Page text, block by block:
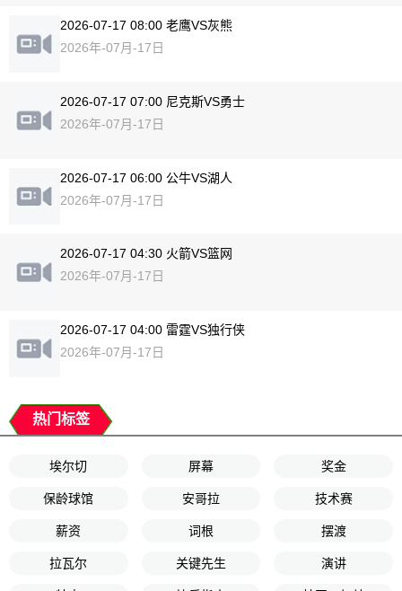
2026-07-17 08:00 老鹰VS灰熊
2026年-07月-17日
2026-07-17 07:00 尼克斯VS勇士
2026年-07月-17日
2026-07-17 06:00 公牛VS湖人
2026年-07月-17日
2026-07-17 04:30 火箭VS篮网
2026年-07月-17日
2026-07-17 04:00 雷霆VS独行侠
2026年-07月-17日
热门标签
埃尔切 屏幕 奖金
保龄球馆 安哥拉 技术赛
薪资 词根 摆渡
拉瓦尔 关键先生 演讲